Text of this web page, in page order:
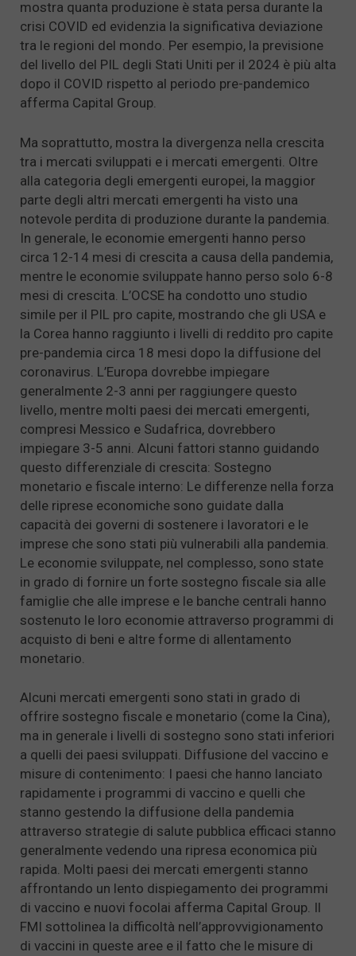
mostra quanta produzione è stata persa durante la
crisi COVID ed evidenzia la significativa deviazione
tra le regioni del mondo. Per esempio, la previsione
del livello del PIL degli Stati Uniti per il 2024 è più alta
dopo il COVID rispetto al periodo pre-pandemico
afferma Capital Group.
Ma soprattutto, mostra la divergenza nella crescita
tra i mercati sviluppati e i mercati emergenti. Oltre
alla categoria degli emergenti europei, la maggior
parte degli altri mercati emergenti ha visto una
notevole perdita di produzione durante la pandemia.
In generale, le economie emergenti hanno perso
circa 12-14 mesi di crescita a causa della pandemia,
mentre le economie sviluppate hanno perso solo 6-8
mesi di crescita. L’OCSE ha condotto uno studio
simile per il PIL pro capite, mostrando che gli USA e
la Corea hanno raggiunto i livelli di reddito pro capite
pre-pandemia circa 18 mesi dopo la diffusione del
coronavirus. L’Europa dovrebbe impiegare
generalmente 2-3 anni per raggiungere questo
livello, mentre molti paesi dei mercati emergenti,
compresi Messico e Sudafrica, dovrebbero
impiegare 3-5 anni. Alcuni fattori stanno guidando
questo differenziale di crescita: Sostegno
monetario e fiscale interno: Le differenze nella forza
delle riprese economiche sono guidate dalla
capacità dei governi di sostenere i lavoratori e le
imprese che sono stati più vulnerabili alla pandemia.
Le economie sviluppate, nel complesso, sono state
in grado di fornire un forte sostegno fiscale sia alle
famiglie che alle imprese e le banche centrali hanno
sostenuto le loro economie attraverso programmi di
acquisto di beni e altre forme di allentamento
monetario.
Alcuni mercati emergenti sono stati in grado di
offrire sostegno fiscale e monetario (come la Cina),
ma in generale i livelli di sostegno sono stati inferiori
a quelli dei paesi sviluppati. Diffusione del vaccino e
misure di contenimento: I paesi che hanno lanciato
rapidamente i programmi di vaccino e quelli che
stanno gestendo la diffusione della pandemia
attraverso strategie di salute pubblica efficaci stanno
generalmente vedendo una ripresa economica più
rapida. Molti paesi dei mercati emergenti stanno
affrontando un lento dispiegamento dei programmi
di vaccino e nuovi focolai afferma Capital Group. Il
FMI sottolinea la difficoltà nell’approvvigionamento
di vaccini in queste aree e il fatto che le misure di